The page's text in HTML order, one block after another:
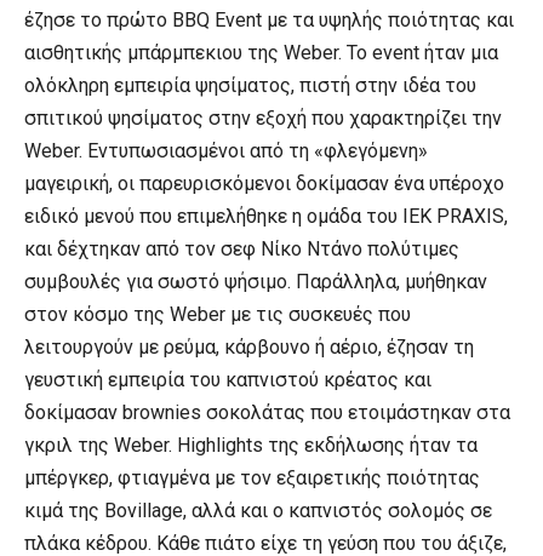
έζησε το πρώτο BBQ Event με τα υψηλής ποιότητας και
αισθητικής μπάρμπεκιου της Weber. Το event ήταν μια
ολόκληρη εμπειρία ψησίματος, πιστή στην ιδέα του
σπιτικού ψησίματος στην εξοχή που χαρακτηρίζει την
Weber. Εντυπωσιασμένοι από τη «φλεγόμενη»
μαγειρική, οι παρευρισκόμενοι δοκίμασαν ένα υπέροχο
ειδικό μενού που επιμελήθηκε η ομάδα του ΙΕΚ PRAXIS,
και δέχτηκαν από τον σεφ Νίκο Ντάνο πολύτιμες
συμβουλές για σωστό ψήσιμο. Παράλληλα, μυήθηκαν
στον κόσμο της Weber με τις συσκευές που
λειτουργούν με ρεύμα, κάρβουνο ή αέριο, έζησαν τη
γευστική εμπειρία του καπνιστού κρέατος και
δοκίμασαν brownies σοκολάτας που ετοιμάστηκαν στα
γκριλ της Weber. Highlights της εκδήλωσης ήταν τα
μπέργκερ, φτιαγμένα με τον εξαιρετικής ποιότητας
κιμά της Bovillage, αλλά και ο καπνιστός σολομός σε
πλάκα κέδρου. Κάθε πιάτο είχε τη γεύση που του άξιζε,